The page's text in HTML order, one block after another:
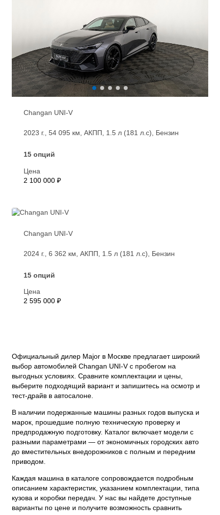
Changan UNI-V
2023 г., 54 095 км, АКПП, 1.5 л (181 л.с), Бензин
15 опций
Цена
2 100 000 ₽
Changan UNI-V
2024 г., 6 362 км, АКПП, 1.5 л (181 л.с), Бензин
15 опций
Цена
2 595 000 ₽
Официальный дилер Major в Москве предлагает широкий
выбор автомобилей Changan UNI-V с пробегом на
выгодных условиях. Сравните комплектации и цены,
выберите подходящий вариант и запишитесь на осмотр и
тест-драйв в автосалоне.
В наличии подержанные машины разных годов выпуска и
марок, прошедшие полную техническую проверку и
предпродажную подготовку. Каталог включает модели с
разными параметрами — от экономичных городских авто
до вместительных внедорожников с полным и передним
приводом.
Каждая машина в каталоге сопровождается подробным
описанием характеристик, указанием комплектации, типа
кузова и коробки передач. У нас вы найдете доступные
варианты по цене и получите возможность сравнить